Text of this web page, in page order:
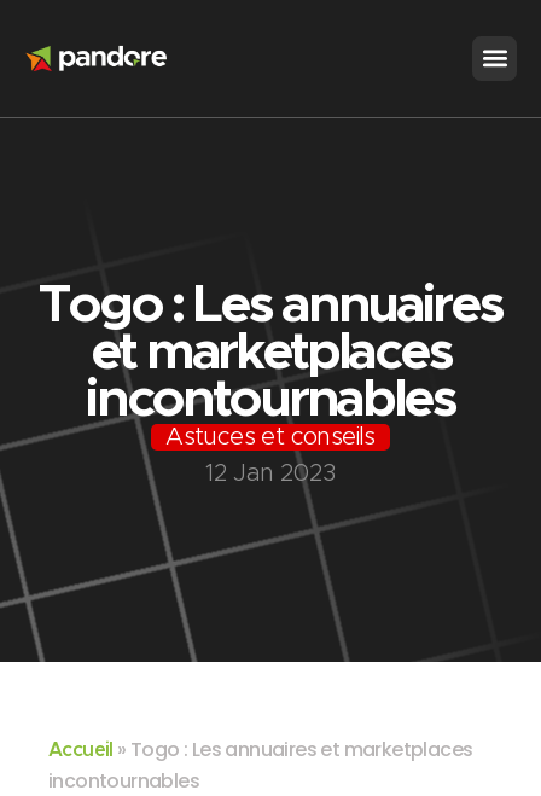
contenu
Togo : Les annuaires
et marketplaces
incontournables
Astuces et conseils
12 Jan 2023
Accueil » Togo : Les annuaires et marketplaces
incontournables